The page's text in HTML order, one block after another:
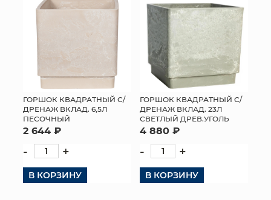
ГОРШОК КВАДРАТНЫЙ С/
ДРЕНАЖ ВКЛАД. 6,5Л
ПЕСОЧНЫЙ
2 644 ₽
- +
В КОРЗИНУ
ГОРШОК КВАДРАТНЫЙ С/
ДРЕНАЖ ВКЛАД. 23Л
СВЕТЛЫЙ ДРЕВ.УГОЛЬ
4 880 ₽
- +
В КОРЗИНУ